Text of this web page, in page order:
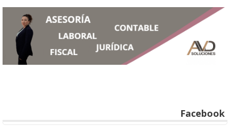
Facebook